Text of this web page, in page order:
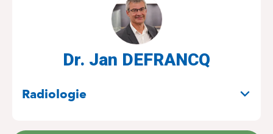
Dr. Jan DEFRANCQ
Radiologie